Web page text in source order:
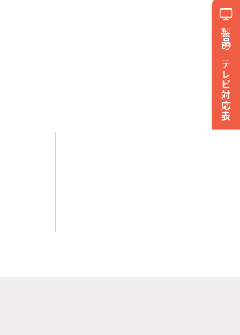
製品のテレビ対応表